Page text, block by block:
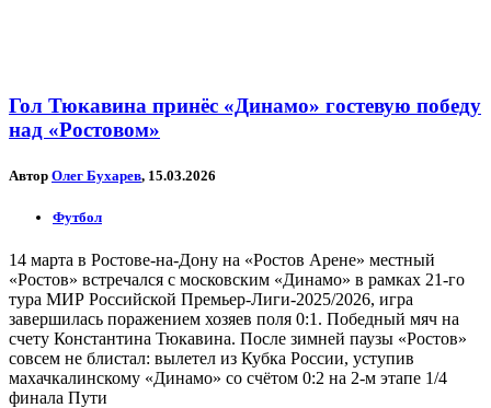
Гол Тюкавина принёс «Динамо» гостевую победу
над «Ростовом»
Автор Олег Бухарев, 15.03.2026
Футбол
14 марта в Ростове-на-Дону на «Ростов Арене» местный
«Ростов» встречался с московским «Динамо» в рамках 21-го
тура МИР Российской Премьер-Лиги-2025/2026, игра
завершилась поражением хозяев поля 0:1. Победный мяч на
счету Константина Тюкавина. После зимней паузы «Ростов»
совсем не блистал: вылетел из Кубка России, уступив
махачкалинскому «Динамо» со счётом 0:2 на 2-м этапе 1/4
финала Пути